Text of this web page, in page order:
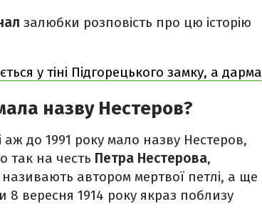
залюбки розповість про цю історію
у тіні Підгорецького замку, а дарма
назву Нестеров?
аж до 1991 року мало назву Нестеров,
так на честь Петра Нестерова,
називають автором мертвої петлі, а ще
8 вересня 1914 року якраз поблизу